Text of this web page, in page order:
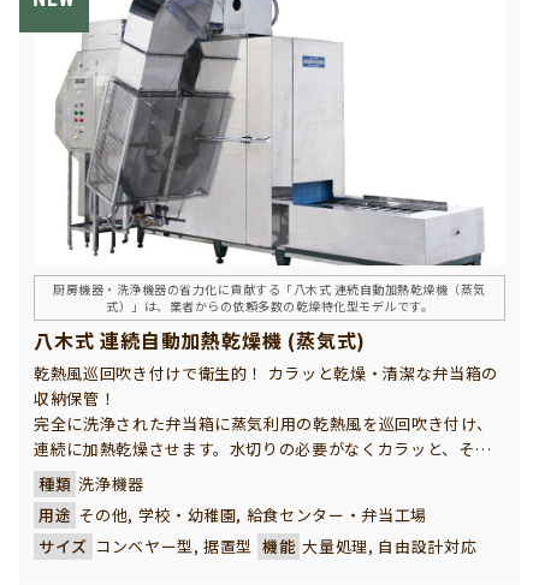
厨房機器・洗浄機器の省力化に貢献する「八木式 連続自動加熱乾燥機（蒸気
式）」は、業者からの依頼多数の乾燥特化型モデルです。
八木式 連続自動加熱乾燥機 (蒸気式)
乾熱風巡回吹き付けで衛生的！ カラッと乾燥・清潔な弁当箱の
収納保管！
完全に洗浄された弁当箱に蒸気利用の乾熱風を巡回吹き付け、
連続に加熱乾燥させます。水切りの必要がなくカラッと、その
まま清潔に収納することができます。弁当箱を大量に連続洗
浄・収納される給食センター様の衛生的保管の強い味方です。
種類 洗浄機器
用途 その他, 学校・幼稚園, 給食センター・弁当工場
サイズ コンベヤー型, 据置型 機能 大量処理, 自由設計対応